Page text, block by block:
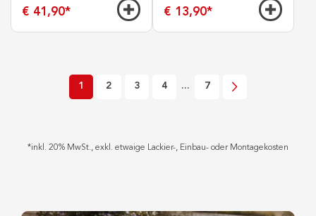
€ 41,90* € 13,90*
1 2 3 4 ... 7
*inkl. 20% MwSt., exkl. etwaige Lackier-, Einbau- oder Montagekosten